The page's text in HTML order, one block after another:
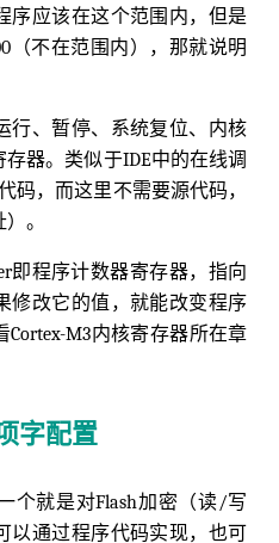
序应该在这个范围内，但是
（不在范围内），那就说明
行、暂停、系统复位、内核
器。类似于IDE中的在线调
码，而这里不需要源代码，
。
即程序计数器寄存器，指向
修改它的值，就能改变程序
M3内核寄存器所在章
字配置
个就是对Flash加密（读/写
以通过程序代码实现，也可